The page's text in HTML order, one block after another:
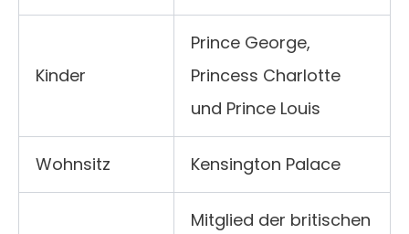
Kinder
Prince George,
Princess Charlotte
und Prince Louis
Wohnsitz Kensington Palace
Mitglied der britischen